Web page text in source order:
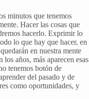
minutos que tenemos
Hacer las cosas que
hacerlo. Exprimir lo
lo que hay que hacer, en
en nuestra mente
años, más aparecen esas
tenemos botón de
del pasado y de
como oportunidades, y